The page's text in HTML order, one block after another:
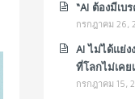
“AI ต้องมีเบ
กรกฎาคม 26,
AI ไม่ได้แย่ง
ที่โลกไม่เค
กรกฎาคม 15,